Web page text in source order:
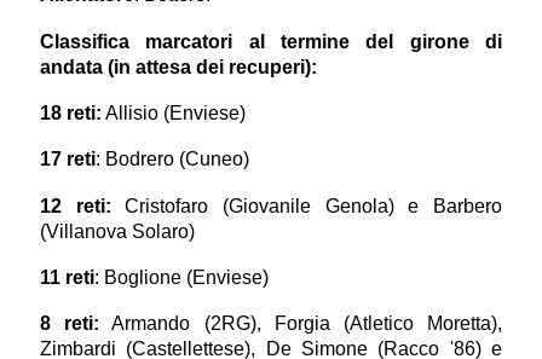
Classifica marcatori al termine del girone di
andata (in attesa dei recuperi):
18 reti: Allisio (Enviese)
17 reti: Bodrero (Cuneo)
12 reti: Cristofaro (Giovanile Genola) e Barbero
(Villanova Solaro)
11 reti: Boglione (Enviese)
8 reti: Armando (2RG), Forgia (Atletico Moretta),
Zimbardi (Castellettese), De Simone (Racco '86) e